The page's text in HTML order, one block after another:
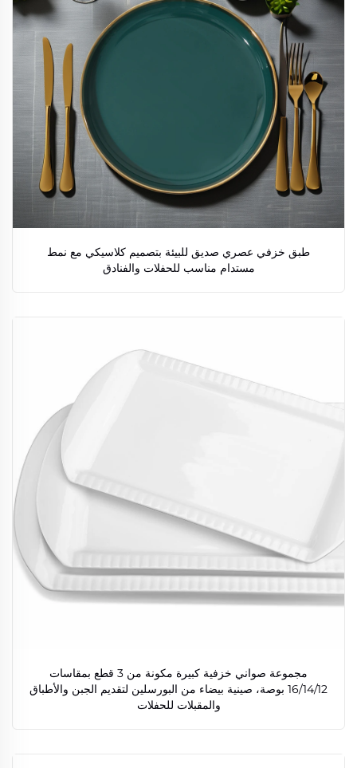
طبق خزفي عصري صديق للبيئة بتصميم كلاسيكي مع نمط
مستدام مناسب للحفلات والفنادق
مجموعة صواني خزفية كبيرة مكونة من 3 قطع بمقاسات
16/14/12 بوصة، صينية بيضاء من البورسلين لتقديم الجبن والأطباق
والمقبلات للحفلات